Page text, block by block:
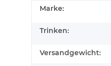
Marke:
Trinken:
Versandgewicht: